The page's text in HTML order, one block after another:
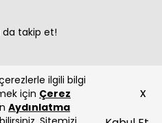
ilgili bilgi
için Çerez
Aydınlatma
x
da takip et!